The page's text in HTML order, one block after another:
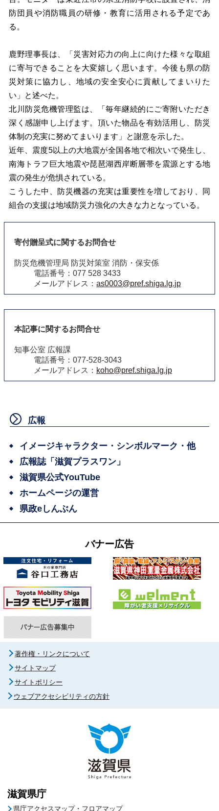
防団員や消防職員の研修・教育に活用される予定であ
る。
鹿野理事長は、「災害対応力の向上に向けた様々な取組
に寄与できることを大変嬉しく思います。今後も県の防
災対策に協力し、地域の安全安心に貢献してまいりた
い」と述べた。
北川防災危機管理監は、「毎年継続的にご寄附いただき
深く感謝申し上げます。頂いた物品を有効活用し、防災
体制の充実に努めてまいります」と謝意を示した。
近年、震度5以上の大地震が全国各地で相次いで発生し、
南海トラフ巨大地震や琵琶湖西岸断層帯を震源とする地
震の発生が危惧されている。
こうした中、防災機器の充実は重要性を増しており、同
組合の支援は地域防災力強化の大きな力となっている。
寄付贈呈式に関するお問合せ
防災危機管理局 防災対策室 消防・保安係
電話番号：077 528 3433
メールアドレス： as0003@pref.shiga.lg.jp
本記事に関するお問合せ
知事公室 広報課
電話番号：077-528-3043
メールアドレス： koho@pref.shiga.lg.jp
広報
イメージキャラクター・シンボルマーク・他
広報誌「滋賀プラスワン」
滋賀県公式YouTube
ホームページの運営
県政eしんぶん
バナー広告
著作権・リンクについて
サイトマップ
サイトポリシー
ウェブアクセシビリティの方針
滋賀県庁
県庁アクセスマップ・フロアマップ